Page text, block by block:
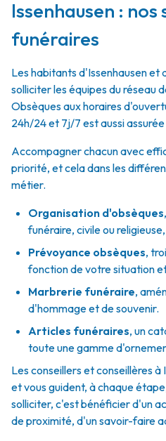
Issenhausen : nos
funéraires
Les habitants d'Issenhausen et
solliciter les équipes du réseau
Obsèques aux horaires
24h/24 et 7j/7 est aussi
Accompagner chacun avec
priorité, et cela dans les
métier.
Organisation d'obsèques,
funéraire, civile ou
Prévoyance obsèques,
fonction de votre situation
Marbrerie funéraire,
d'hommage et de souvenir.
Articles funéraires, un
toute une gamme
Les conseillers et conseillères
et vous guident, à chaque
solliciter, c'est bénéficier d'un
de proximité, d'un savoir-faire